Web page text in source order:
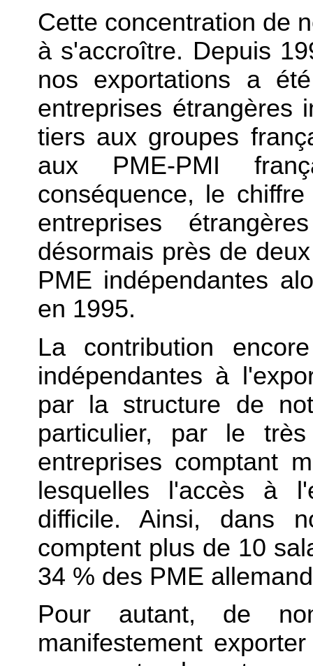
Cette concentration de
à s'accroître. Depuis
nos exportations a
entreprises étrangères
tiers aux groupes
aux PME-PMI
conséquence, le
entreprises
désormais près de
PME indépendantes
en 1995.
La contribution
indépendantes à
par la structure de
particulier, par le
entreprises comptant
lesquelles l'accès à
difficile. Ainsi, dans
comptent plus de 10
34 % des PME
Pour autant, de
manifestement